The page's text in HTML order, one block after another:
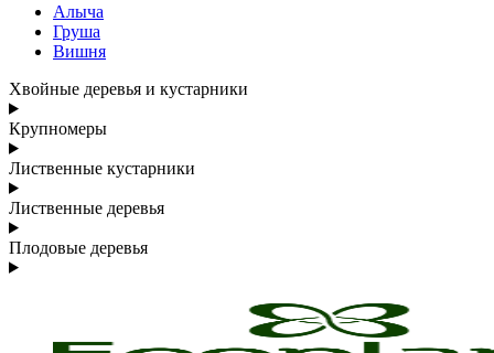
Алыча
Груша
Вишня
Хвойные деревья и кустарники
Крупномеры
Лиственные кустарники
Лиственные деревья
Плодовые деревья